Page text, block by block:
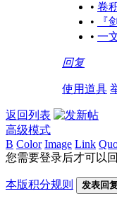
• 卷
•
『
• 一
回复
使用道具
返回列表
高级模式
B Color Image Link
您需要登录后才可以
本版积分规则 发表回复